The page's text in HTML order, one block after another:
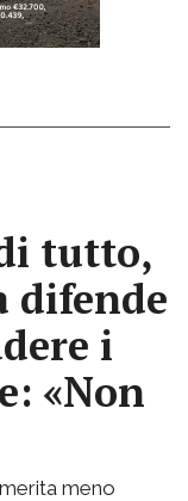
tutto,
difende
i
«Non
meno